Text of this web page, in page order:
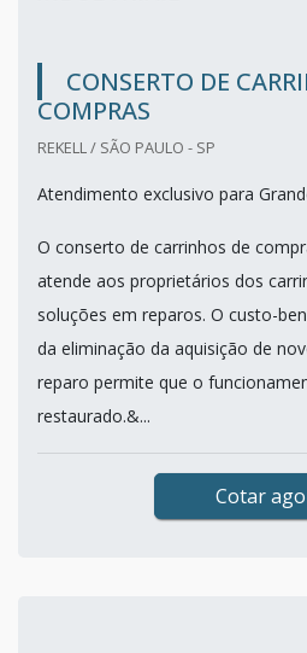
CONSERTO DE
COMPRAS
REKELL / SÃO PAULO - SP
Atendimento exclusivo para
O conserto de carrinhos de
atende aos proprietários dos
soluções em reparos. O custo-
da eliminação da aquisição de
reparo permite que o
restaurado.&...
Cotar